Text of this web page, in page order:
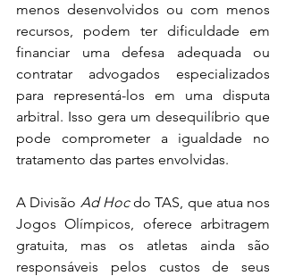
menos desenvolvidos ou com menos
recursos, podem ter dificuldade em
financiar uma defesa adequada ou
contratar advogados especializados
para representá-los em uma disputa
arbitral. Isso gera um desequilíbrio que
pode comprometer a igualdade no
tratamento das partes envolvidas.
A Divisão Ad Hoc do TAS, que atua nos
Jogos Olímpicos, oferece arbitragem
gratuita, mas os atletas ainda são
responsáveis pelos custos de seus